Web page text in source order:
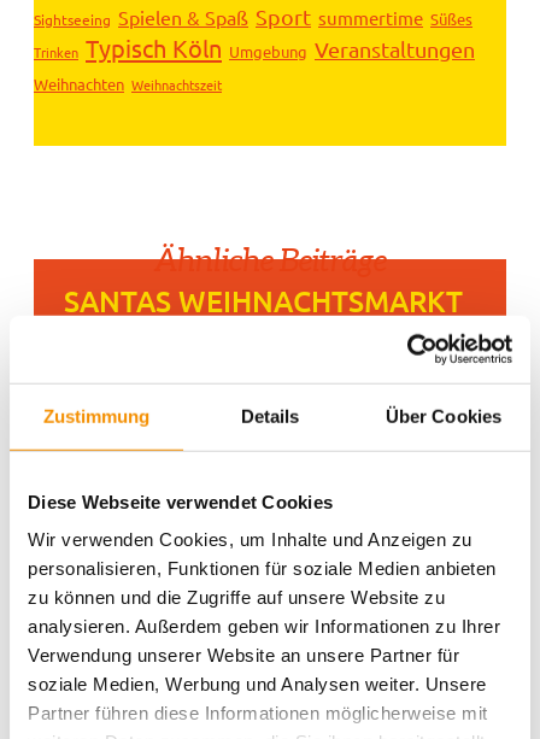
Zustimmung Details Über Cookies
Diese Webseite verwendet Cookies
Wir verwenden Cookies, um Inhalte und Anzeigen zu
personalisieren, Funktionen für soziale Medien anbieten
zu können und die Zugriffe auf unsere Website zu
analysieren. Außerdem geben wir Informationen zu Ihrer
Verwendung unserer Website an unsere Partner für
soziale Medien, Werbung und Analysen weiter. Unsere
Partner führen diese Informationen möglicherweise mit
Sightseeing Spielen & Spaß Sport summertime Süßes
Trinken Typisch Köln Umgebung Veranstaltungen
Weihnachten Weihnachtszeit
Ähnliche Beiträge
SANTAS WEIHNACHTSMARKT
GAMESCOM IN KÖLN
KÖLNER BIERBÖRSE
teilen teilen